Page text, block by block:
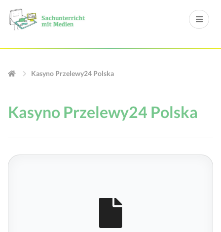
Kasyno Przelewy24 Polska
Kasyno Przelewy24 Polska